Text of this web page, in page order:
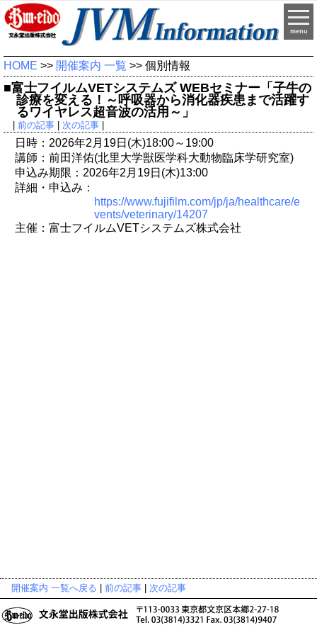
menu
HOME >> 開催案内 一覧 >> 個別情報
■富士フイルムVETシステムズ WEBセミナー「子牛の
診療を変える！～呼吸器から消化器疾患まで活躍す
るワイヤレス超音波の活用～」
| 前の記事| 次の記事|
日時：2026年2月19日(木)18:00～19:00
講師：前田洋佑(北里大学獣医学科大動物臨床学研究室)
申込み期限：2026年2月19日(木)13:00
詳細・申込み：
https://www.fujifilm.com/jp/ja/healthcare/e
vents/veterinary/14207
主催：富士フイルムVETシステムズ株式会社
開催案内 一覧へ戻る 前の記事 次の記事